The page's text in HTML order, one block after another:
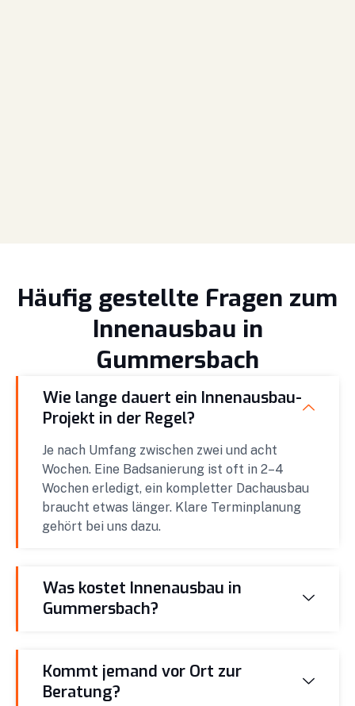
Häufig gestellte Fragen zum
Innenausbau in
Gummersbach
Wie lange dauert ein Innenausbau-
Projekt in der Regel?
Je nach Umfang zwischen zwei und acht
Wochen. Eine Badsanierung ist oft in 2–4
Wochen erledigt, ein kompletter Dachausbau
braucht etwas länger. Klare Terminplanung
gehört bei uns dazu.
Was kostet Innenausbau in
Gummersbach?
Kommt jemand vor Ort zur
Beratung?